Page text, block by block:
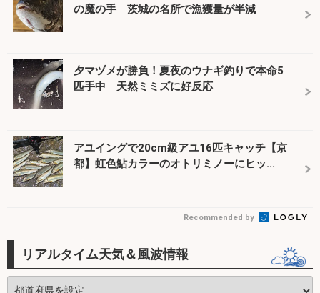
の魔の手 茨城の名所で漁獲量が半減
夕マヅメが勝負！夏夜のウナギ釣りで本命5
匹手中 天然ミミズに好反応
アユイングで20cm級アユ16匹キャッチ【京
都】虹色鮎カラーのオトリミノーにヒッ...
Recommended by
リアルタイム天気＆風波情報